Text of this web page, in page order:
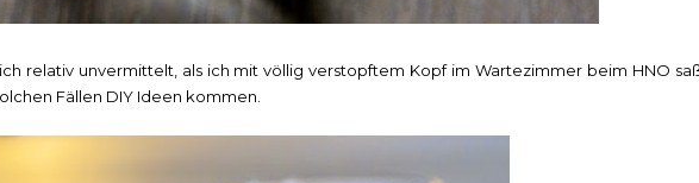
relativ unvermittelt, als ich mit völlig verstopftem Kopf im Wartezimmer beim HNO
Fällen DIY Ideen kommen.